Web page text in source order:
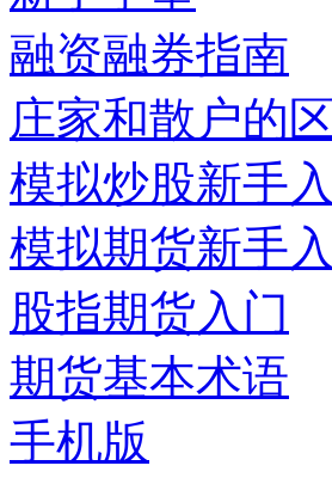
融资融券指南
庄家和散户的
模拟炒股新手
模拟期货新手
股指期货入门
期货基本术语
手机版